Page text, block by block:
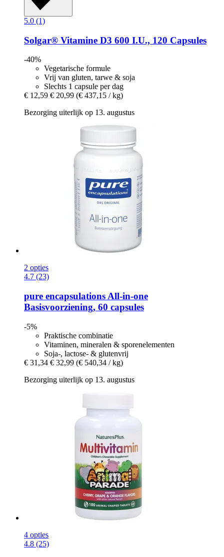
5.0 (1)
Solgar® Vitamine D3 600 I.U., 120 Capsules
-40%
Vegetarische formule
Vrij van gluten, tarwe & soja
Slechts 1 capsule per dag
€ 12,59 € 20,99 (€ 437,15 / kg)
Bezorging uiterlijk op 13. augustus
2 opties
4.7 (23)
pure encapsulations All-​in-​one
Basisvoorziening, 60 capsules
-5%
Praktische combinatie
Vitaminen, mineralen & sporenelementen
Soja-, lactose- & glutenvrij
€ 31,34 € 32,99 (€ 540,34 / kg)
Bezorging uiterlijk op 13. augustus
4 opties
4.8 (25)